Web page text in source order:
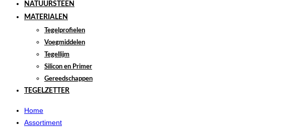
NATUURSTEEN
MATERIALEN
Tegelprofielen
Voegmiddelen
Tegellijm
Silicon en Primer
Gereedschappen
TEGELZETTER
Home
Assortiment